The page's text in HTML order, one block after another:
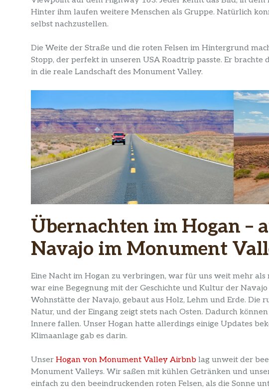
Hinter ihm laufen weitere Menschen als Gruppe. Natürlich
selbst nachzustellen.
Die Weite der Straße und die roten Felsen im Hintergrund
Stopp, der perfekt in unseren USA Roadtrip passte. Er
in die reale Landschaft des Monument Valley.
Übernachten im Hogan –
Navajo im Monument
Eine Nacht im Hogan zu verbringen, war für uns weit mehr
war eine Begegnung mit der Geschichte und Kultur der
Wohnstätte der Navajo, gebaut aus Holz, Lehm und Erde. Die
Natur, und der Eingang zeigt stets nach Osten. Dadurch
Innere fallen. Unser Hogan hatte allerdings einige Updates
Klimaanlage gab es darin.
Unser Hogan von Monument Valley Airbnb lag unweit der
Monument Valleys. Wir saßen mit kühlen Getränken und
einfach zu den beeindruckenden roten Felsen, als die Sonne